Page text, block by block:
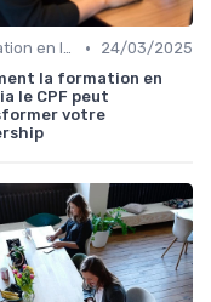
Formation en leadership •
24/03/2025
la formation en
le CPF peut
votre